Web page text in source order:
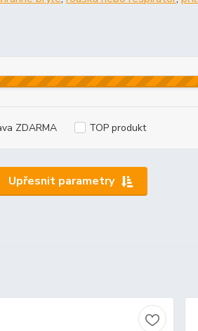
Upřesnit parametry
ZDARMA TOP produkt